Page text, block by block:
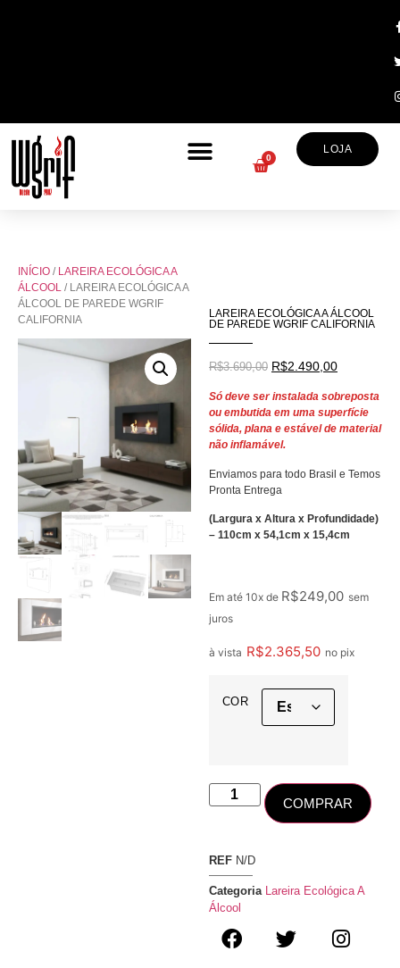
0
LOJA
INÍCIO / LAREIRA ECOLÓGICA A
ÁLCOOL / LAREIRA ECOLÓGICA A
ÁLCOOL DE PAREDE WGRIF
CALIFORNIA
LAREIRA ECOLÓGICA A ÁLCOOL
DE PAREDE WGRIF CALIFORNIA
R$3.690,00 R$2.490,00
Só deve ser instalada sobreposta
ou embutida em uma superfície
sólida, plana e estável de material
não inflamável.
Enviamos para todo Brasil e Temos
Pronta Entrega
(Largura x Altura x Profundidade)
– 110cm x 54,1cm x 15,4cm
Em até 10x de R$249,00 sem
juros
à vista R$2.365,50 no pix
COR
COMPRAR
REF N/D
Categoria
Lareira Ecológica A
Álcool